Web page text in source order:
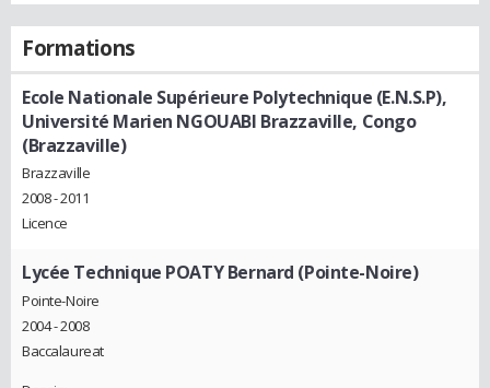
Formations
Ecole Nationale Supérieure Polytechnique (E.N.S.P),
Université Marien NGOUABI Brazzaville, Congo
(Brazzaville)
Brazzaville
2008 - 2011
Licence
Lycée Technique POATY Bernard (Pointe-Noire)
Pointe-Noire
2004 - 2008
Baccalaureat